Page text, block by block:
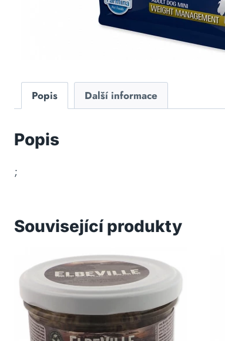
Popis Další informace
Popis
;
Související produkty